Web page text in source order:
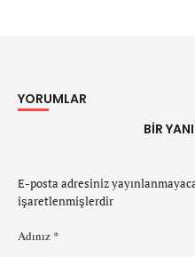
YORUMLAR
BIR
E-posta adresiniz
işaretlenmişlerdir
Adınız *